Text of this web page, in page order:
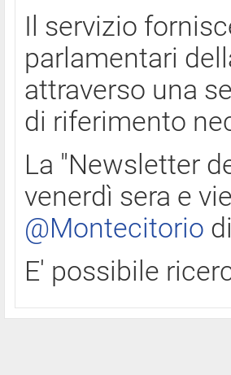
Il servizio
parlamentari
attraverso una
di riferimento
La "Newsletter
venerdì sera e
@Montecitorio
E' possibile